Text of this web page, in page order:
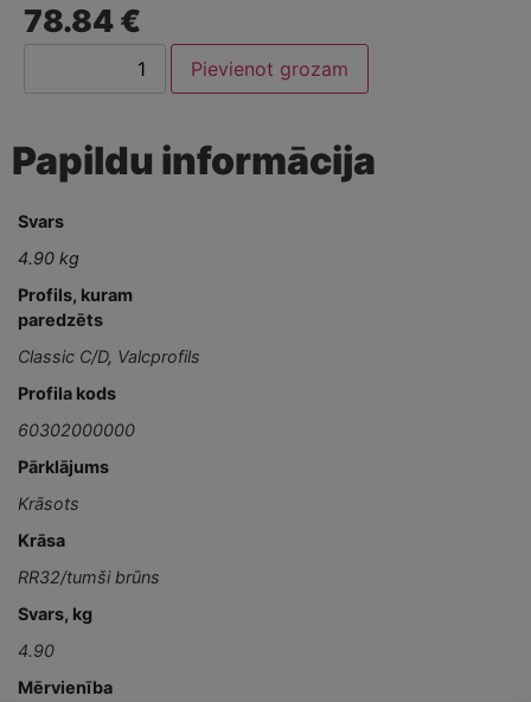
78.84 €
Pievienot grozam
Papildu informācija
Svars
4.90 kg
Profils, kuram
paredzēts
Classic C/D, Valcprofils
Profila kods
60302000000
Pārklājums
Krāsots
Krāsa
RR32/tumši brūns
Svars, kg
4.90
Mērvienība